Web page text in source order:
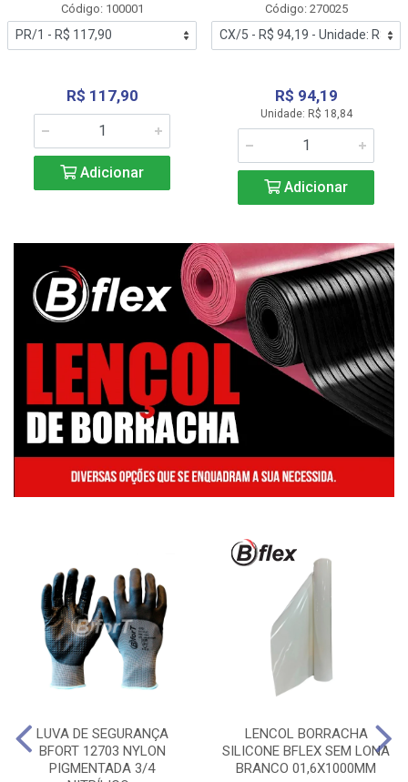
Código: 100001
R$ 117,90
Adicionar
Código: 270025
R$ 94,19
Unidade: R$ 18,84
Adicionar
LUVA DE SEGURANÇA
BFORT 12703 NYLON
PIGMENTADA 3/4
LENCOL BORRACHA
SILICONE BFLEX SEM LONA
BRANCO 01,6X1000MM